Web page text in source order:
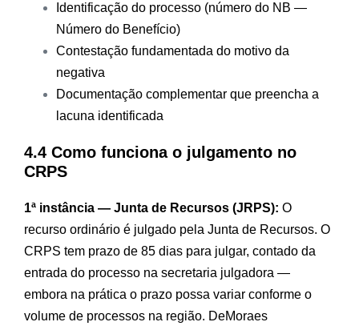
Identificação do processo (número do NB —
Número do Benefício)
Contestação fundamentada do motivo da
negativa
Documentação complementar que preencha a
lacuna identificada
4.4 Como funciona o julgamento no
CRPS
1ª instância — Junta de Recursos (JRPS): O
recurso ordinário é julgado pela Junta de Recursos. O
CRPS tem prazo de 85 dias para julgar, contado da
entrada do processo na secretaria julgadora —
embora na prática o prazo possa variar conforme o
volume de processos na região. DeMoraes